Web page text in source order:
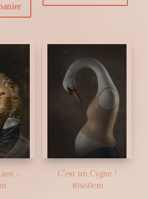
–
C’est un Cygne !
40x60cm